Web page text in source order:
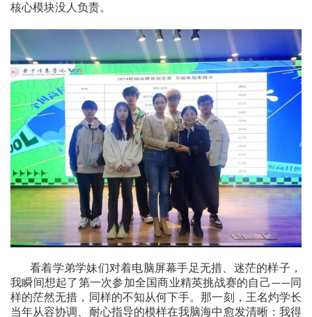
核心模块没人负责。
看着学弟学妹们对着电脑屏幕手足无措、迷茫的样子，
我瞬间想起了第一次参加全国商业精英挑战赛的自己——同
样的茫然无措，同样的不知从何下手。那一刻，王名灼学长
当年从容协调、耐心指导的模样在我脑海中愈发清晰：我得